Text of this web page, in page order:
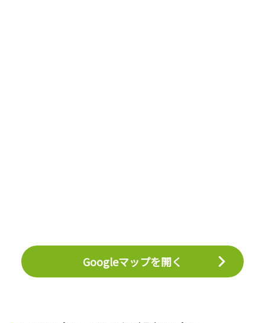
Googleマップを開く